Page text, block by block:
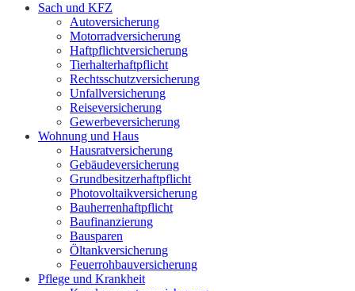
Sach und KFZ
Autoversicherung
Motorradversicherung
Haftpflichtversicherung
Tierhalterhaftpflicht
Rechtsschutzversicherung
Unfallversicherung
Reiseversicherung
Gewerbeversicherung
Wohnung und Haus
Hausratversicherung
Gebäudeversicherung
Grundbesitzerhaftpflicht
Photovoltaikversicherung
Bauherrenhaftpflicht
Baufinanzierung
Bausparen
Öltankversicherung
Feuerrohbauversicherung
Pflege und Krankheit